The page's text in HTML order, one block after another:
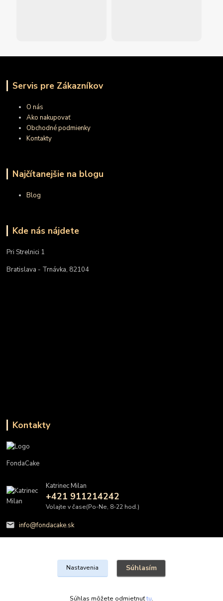
Servis pre Zákazníkov
O nás
Ako nakupovať
Obchodné podmienky
Kontakty
Najčítanejšie na blogu
Blog
Kde nás nájdete
Pri Strelnici 1
Bratislava - Trnávka, 82104
Kontakty
FondaCake
Katrinec Milan
+421 911214242
Volajte v čase(Po-Ne, 8-22 hod.)
info@fondacake.sk
Nastavenia Súhlasím
Súhlas môžete odmietnuťtu.